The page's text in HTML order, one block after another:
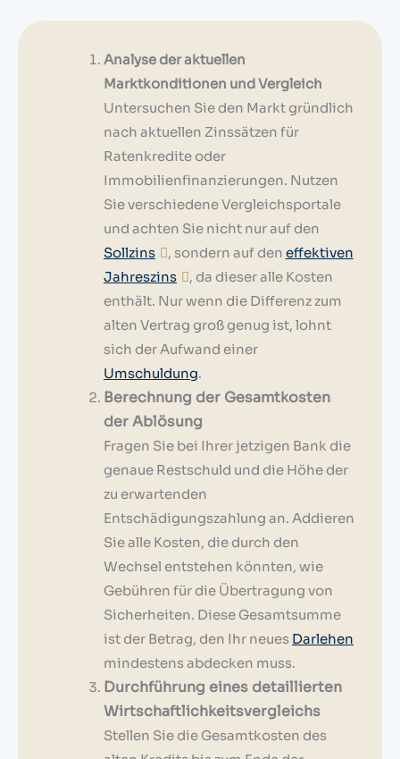
Analyse der aktuellen
Marktkonditionen und Vergleich
Untersuchen Sie den Markt gründlich
nach aktuellen Zinssätzen für
Ratenkredite oder
Immobilienfinanzierungen. Nutzen
Sie verschiedene Vergleichsportale
und achten Sie nicht nur auf den
Sollzins
, sondern auf den effektiven
Jahreszins
, da dieser alle Kosten
enthält. Nur wenn die Differenz zum
alten Vertrag groß genug ist, lohnt
sich der Aufwand einer
Umschuldung.
Berechnung der Gesamtkosten
der Ablösung
Fragen Sie bei Ihrer jetzigen Bank die
genaue Restschuld und die Höhe der
zu erwartenden
Entschädigungszahlung an. Addieren
Sie alle Kosten, die durch den
Wechsel entstehen könnten, wie
Gebühren für die Übertragung von
Sicherheiten. Diese Gesamtsumme
ist der Betrag, den Ihr neues Darlehen
mindestens abdecken muss.
Durchführung eines detaillierten
Wirtschaftlichkeitsvergleichs
Stellen Sie die Gesamtkosten des